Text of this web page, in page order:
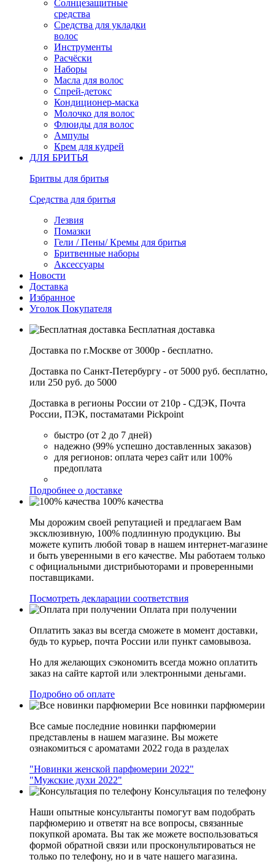
Солнцезащитные
средства
Средства для укладки
волос
Инструменты
Расчёски
Наборы
Масла для волос
Спрей-детокс
Кондиционер-маска
Молочко для волос
Флюиды для волос
Ампулы
Крем для кудрей
ДЛЯ БРИТЬЯ
Бритвы для бритья
Средства для бритья
Лезвия
Помазки
Гели / Пены/ Кремы для бритья
Бритвенные наборы
Аксессуары
Новости
Доставка
Избранное
Уголок Покупателя
Бесплатная доставка
Доставка по г.Москве от 3000р - бесплатно.
Доставка по Санкт-Петербургу - от 5000 руб. бесплатно,
или 250 руб. до 5000
Доставка в регионы России от 210р - СДЭК, Почта
России, ПЭК, постаматами Pickpoint
быстро (от 2 до 7 дней)
надежно (99% успешно доставленных заказов)
для регионов: оплата через сайт или 100%
предоплата
Подробнее о доставке
100% качества
Мы дорожим своей репутацией и предлагаем Вам
эксклюзивную, 100% подлинную продукцию. Вы
можете купить любой товар в нашем интернет-магазине
и быть уверенными в его качестве. Мы работаем только
с официальными дистрибьюторами и проверенными
поставщиками.
Посмотреть декларации соответствия
Оплата при получении
Оплатить заказ вы всегда сможете в момент доставки,
будь то курьер, почта России или пункт самовывоза.
Но для желающих сэкономить всегда можно оплатить
заказ на сайте картой или электронными деньгами.
Подробно об оплате
Все новинки парфюмерии
Все самые последние новинки парфюмерии
представлены в нашем магазине. Вы можете
ознакомиться с ароматами 2022 года в разделах
"Новинки женской парфюмерии 2022"
"Мужские духи 2022"
Консультация по телефону
Наши опытные консультанты помогут вам подобрать
парфюмерию и ответят на все вопросы, связанные
покупкой аромата. Вы так же можете воспользоваться
формой обратной связи или просконультироваться не
только по телефону, но и в чате нашего магазина.